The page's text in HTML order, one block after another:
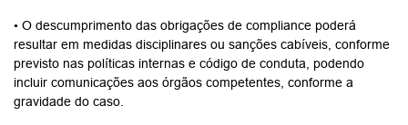
• O descumprimento das obrigações de compliance poderá
resultar em medidas disciplinares ou sanções cabíveis, conforme
previsto nas políticas internas e código de conduta, podendo
incluir comunicações aos órgãos competentes, conforme a
gravidade do caso.